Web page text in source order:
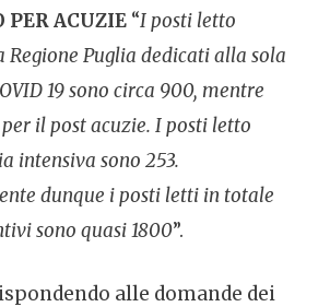
PER ACUZIE “I posti letto
Puglia dedicati alla sola
19 sono circa 900, mentre
il post acuzie. I posti letto
intensiva sono 253.
dunque i posti letti in totale
sono quasi 1800”.
alle domande dei